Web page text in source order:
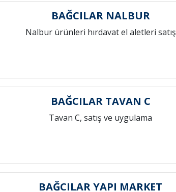
BAĞCILAR NALBUR
Nalbur ürünleri hırdavat el aletleri satış
BAĞCILAR TAVAN C
Tavan C, satış ve uygulama
BAĞCILAR YAPI MARKET